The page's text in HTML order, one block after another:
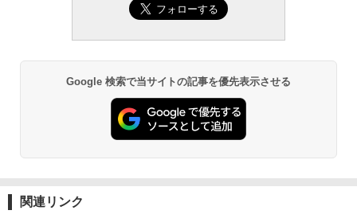
Google 検索で当サイトの記事を優先表示させる
関連リンク